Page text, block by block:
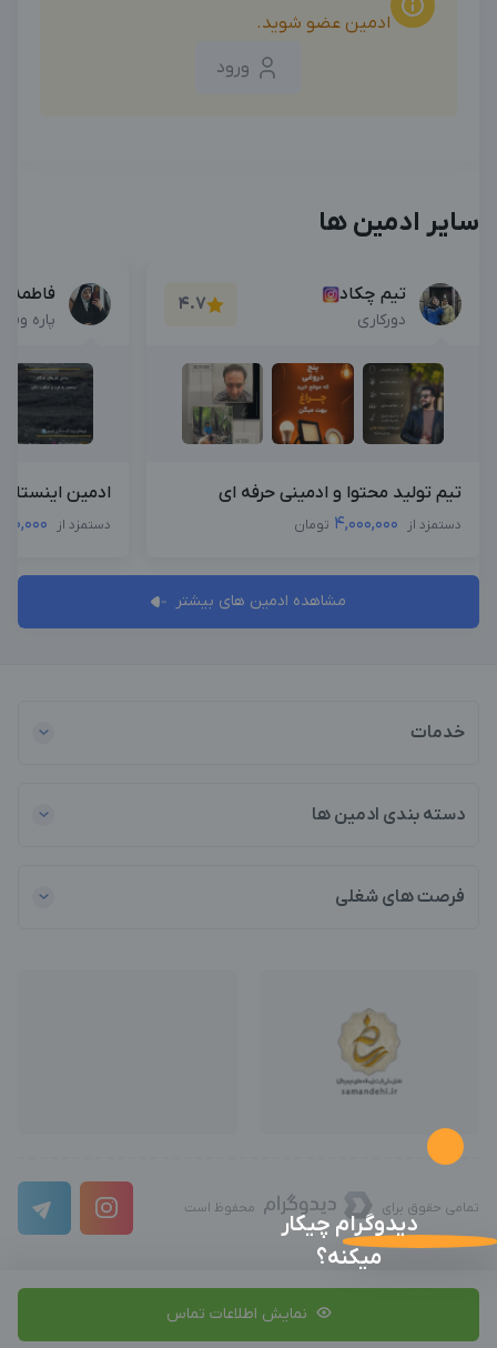
ادمین عضو شوید.
ورود
سایر ادمین ها
تیم چکاد
دورکاری
4.7
تیم تولید محتوا و ادمینی حرفه ای
دستمزد از 4,000,000 تومان
فاطمه
پاره
ادمین
دستمزد از
مشاهده ادمین های بیشتر
خدمات
دسته بندی ادمین ها
فرصت های شغلی
تمامی حقوق برای محفوظ است
دیدوگرام چیکار
میکنه؟
نمایش اطلاعات تماس